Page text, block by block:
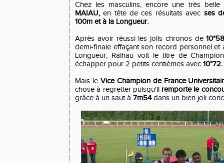
Chez les masculins, encore une très
MAIAU,en tête de ces résultats avec ses
100m et à la Longueur.
Après avoir réussi les jolis chronos de
demi-finale effaçant son record personnel et
Longueur, Raihau voit le titre de
échapper pour 2 petits centièmes avec 10"72.
Mais le Vice Champion de France
chose à regretter puisqu'il remporte le
grâce à un saut à 7m54dans un bien joli